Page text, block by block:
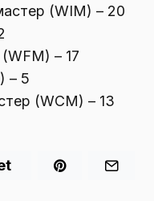
(WIM) – 20
– 17
– 5
(WCM) – 13